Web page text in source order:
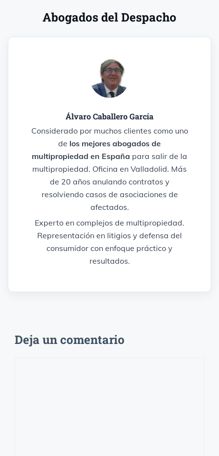
Abogados del Despacho
Álvaro Caballero García
Considerado por muchos clientes como uno
de los mejores abogados de
multipropiedad en España para salir de la
multipropiedad. Oficina en Valladolid. Más
de 20 años anulando contratos y
resolviendo casos de asociaciones de
afectados.
Experto en complejos de multipropiedad.
Representación en litigios y defensa del
consumidor con enfoque práctico y
resultados.
Deja un comentario